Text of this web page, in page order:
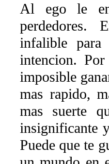
Al ego le
perdedores.
infalible para
intencion.
imposible
mas rapido,
mas suerte
insignificante
Puede que te